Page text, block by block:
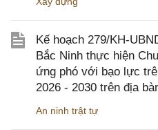
Kế hoạch 279/KH-
Bắc Ninh thực hiện
ứng phó với bạo lực
2026 - 2030 trên địa
An ninh trật tự